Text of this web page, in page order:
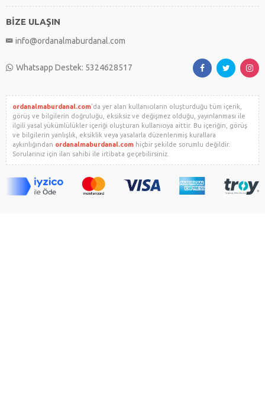
BİZE ULAŞIN
info@ordanalmaburdanal.com
Whatsapp Destek: 5324628517
ordanalmaburdanal.com'da yer alan kullanıcıların oluşturduğu tüm içerik,
görüş ve bilgilerin doğruluğu, eksiksiz ve değişmez olduğu, yayınlanması ile
ilgili yasal yükümlülükler içeriği oluşturan kullanıcıya aittir. Bu içeriğin, görüş
ve bilgilerin yanlışlık, eksiklik veya yasalarla düzenlenmiş kurallara
aykırılığından ordanalmaburdanal.com hiçbir şekilde sorumlu değildir.
Sorularınız için ilan sahibi ile irtibata geçebilirsiniz.